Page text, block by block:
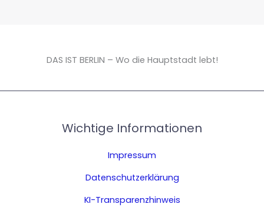
DAS IST BERLIN – Wo die Hauptstadt lebt!
Wichtige Informationen
Impressum
Datenschutzerklärung
KI-Transparenzhinweis